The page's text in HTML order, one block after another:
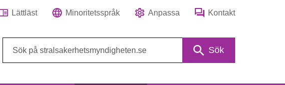
Lättläst Minoritetsspråk Anpassa Kontakt
Sök